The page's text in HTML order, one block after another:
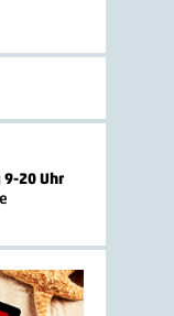
9-20 Uhr